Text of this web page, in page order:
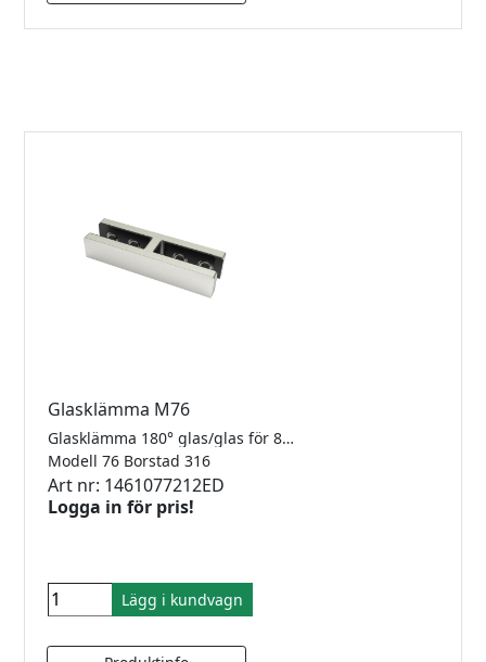
Glasklämma M76
Glasklämma 180° glas/glas för 8-12.76mm glas. Rostfritt 316.
Modell 76 Borstad 316
Art nr: 1461077212ED
Logga in för pris!
Lägg i kundvagn